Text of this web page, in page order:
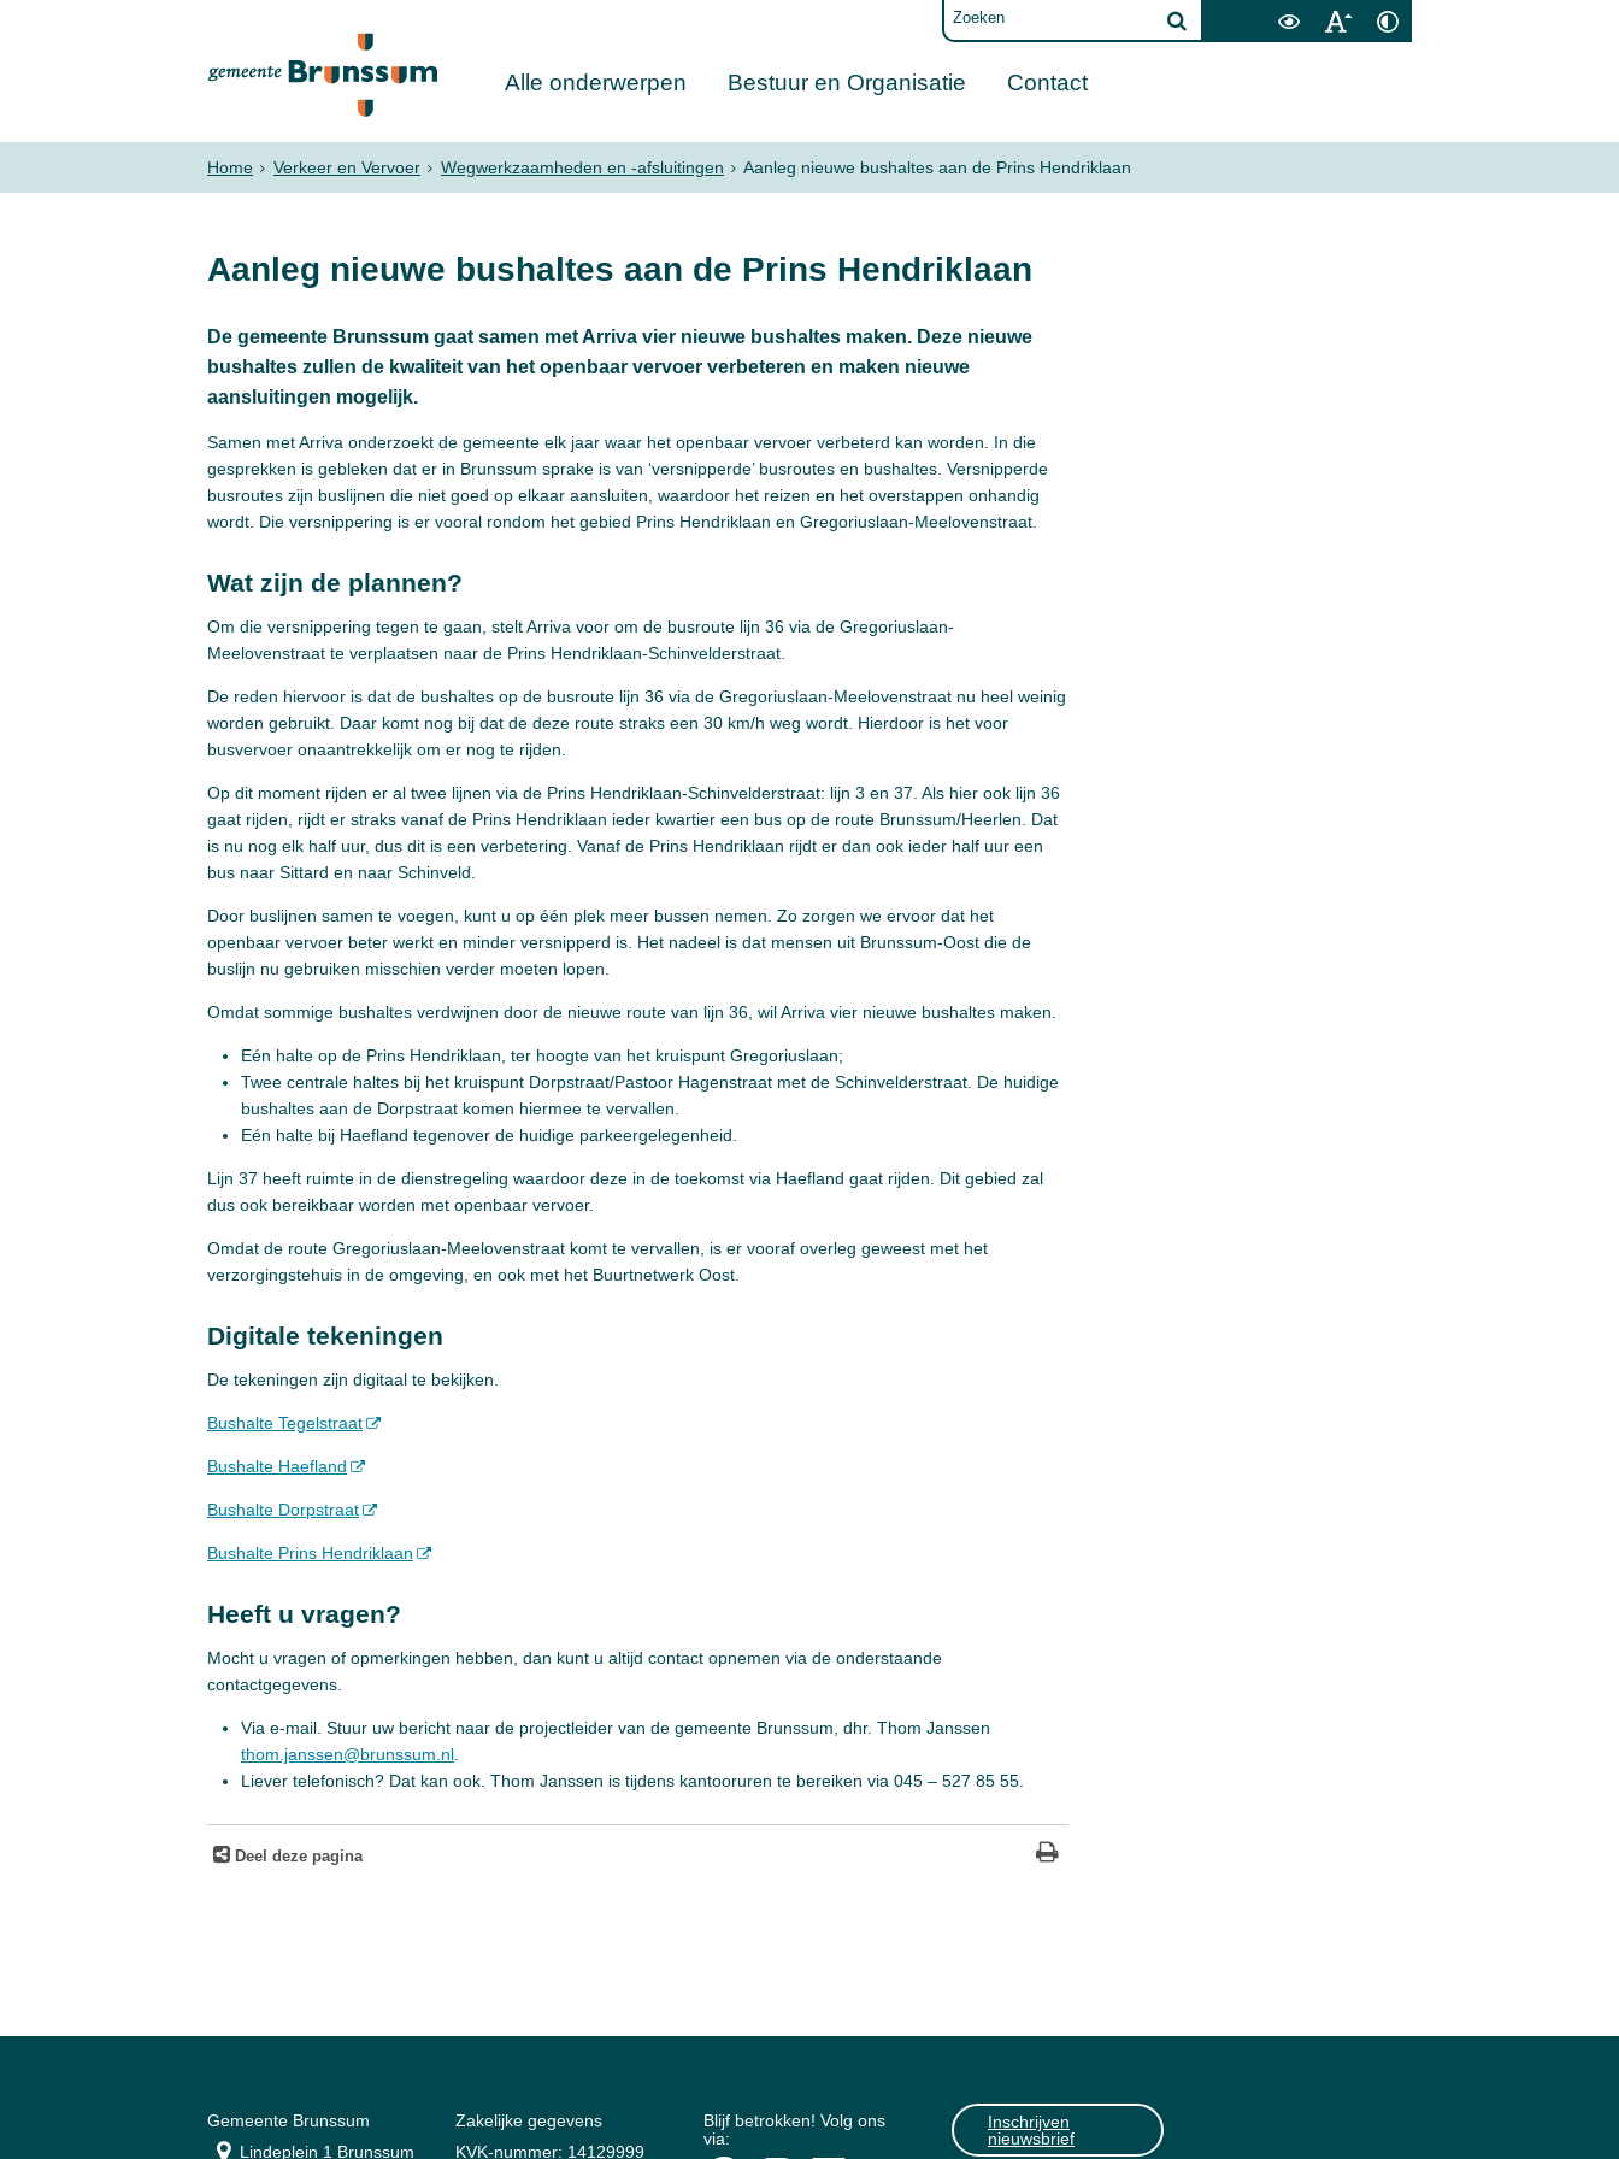
Alle onderwerpen Bestuur en Organisatie Contact
Home Verkeer en Vervoer Wegwerkzaamheden en -afsluitingen Aanleg nieuwe bushaltes aan de Prins Hendriklaan
Aanleg nieuwe bushaltes aan de Prins Hendriklaan
De gemeente Brunssum gaat samen met Arriva vier nieuwe bushaltes maken. Deze nieuwe
bushaltes zullen de kwaliteit van het openbaar vervoer verbeteren en maken nieuwe
aansluitingen mogelijk.
Samen met Arriva onderzoekt de gemeente elk jaar waar het openbaar vervoer verbeterd kan worden. In die
gesprekken is gebleken dat er in Brunssum sprake is van ‘versnipperde’ busroutes en bushaltes. Versnipperde
busroutes zijn buslijnen die niet goed op elkaar aansluiten, waardoor het reizen en het overstappen onhandig
wordt. Die versnippering is er vooral rondom het gebied Prins Hendriklaan en Gregoriuslaan-Meelovenstraat.
Wat zijn de plannen?
Om die versnippering tegen te gaan, stelt Arriva voor om de busroute lijn 36 via de Gregoriuslaan-
Meelovenstraat te verplaatsen naar de Prins Hendriklaan-Schinvelderstraat.
De reden hiervoor is dat de bushaltes op de busroute lijn 36 via de Gregoriuslaan-Meelovenstraat nu heel weinig
worden gebruikt. Daar komt nog bij dat de deze route straks een 30 km/h weg wordt. Hierdoor is het voor
busvervoer onaantrekkelijk om er nog te rijden.
Op dit moment rijden er al twee lijnen via de Prins Hendriklaan-Schinvelderstraat: lijn 3 en 37. Als hier ook lijn 36
gaat rijden, rijdt er straks vanaf de Prins Hendriklaan ieder kwartier een bus op de route Brunssum/Heerlen. Dat
is nu nog elk half uur, dus dit is een verbetering. Vanaf de Prins Hendriklaan rijdt er dan ook ieder half uur een
bus naar Sittard en naar Schinveld.
Door buslijnen samen te voegen, kunt u op één plek meer bussen nemen. Zo zorgen we ervoor dat het
openbaar vervoer beter werkt en minder versnipperd is. Het nadeel is dat mensen uit Brunssum-Oost die de
buslijn nu gebruiken misschien verder moeten lopen.
Omdat sommige bushaltes verdwijnen door de nieuwe route van lijn 36, wil Arriva vier nieuwe bushaltes maken.
Eén halte op de Prins Hendriklaan, ter hoogte van het kruispunt Gregoriuslaan;
Twee centrale haltes bij het kruispunt Dorpstraat/Pastoor Hagenstraat met de Schinvelderstraat. De huidige
bushaltes aan de Dorpstraat komen hiermee te vervallen.
Eén halte bij Haefland tegenover de huidige parkeergelegenheid.
Lijn 37 heeft ruimte in de dienstregeling waardoor deze in de toekomst via Haefland gaat rijden. Dit gebied zal
dus ook bereikbaar worden met openbaar vervoer.
Omdat de route Gregoriuslaan-Meelovenstraat komt te vervallen, is er vooraf overleg geweest met het
verzorgingstehuis in de omgeving, en ook met het Buurtnetwerk Oost.
Digitale tekeningen
De tekeningen zijn digitaal te bekijken.
Bushalte Tegelstraat
Bushalte Haefland
Bushalte Dorpstraat
Bushalte Prins Hendriklaan
Heeft u vragen?
Mocht u vragen of opmerkingen hebben, dan kunt u altijd contact opnemen via de onderstaande
contactgegevens.
Via e-mail. Stuur uw bericht naar de projectleider van de gemeente Brunssum, dhr. Thom Janssen
thom.janssen@brunssum.nl
Liever telefonisch? Dat kan ook. Thom Janssen is tijdens kantooruren te bereiken via 045 – 527 85 55.
Deel deze pagina
Gemeente Brunssum
Lindeplein 1 Brunssum
Zakelijke gegevens
KVK-nummer: 14129999
Blijf betrokken! Volg ons
via:
Inschrijven
nieuwsbrief